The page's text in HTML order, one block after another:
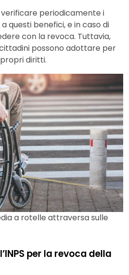
verificare periodicamente i
questi benefici, e in caso di
con la revoca. Tuttavia,
possono adottare per
diritti.
a rotelle attraversa sulle
per la revoca della